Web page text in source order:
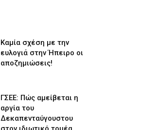
Καμία σχέση με την
ευλογιά στην Ήπειρο οι
αποζημιώσεις!
ΓΣΕΕ: Πώς αμείβεται η
αργία του
Δεκαπενταύγουστου